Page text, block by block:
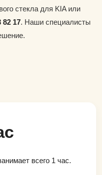
стекла для KIA или
82 17. Наши специалисты
всего 1 час.